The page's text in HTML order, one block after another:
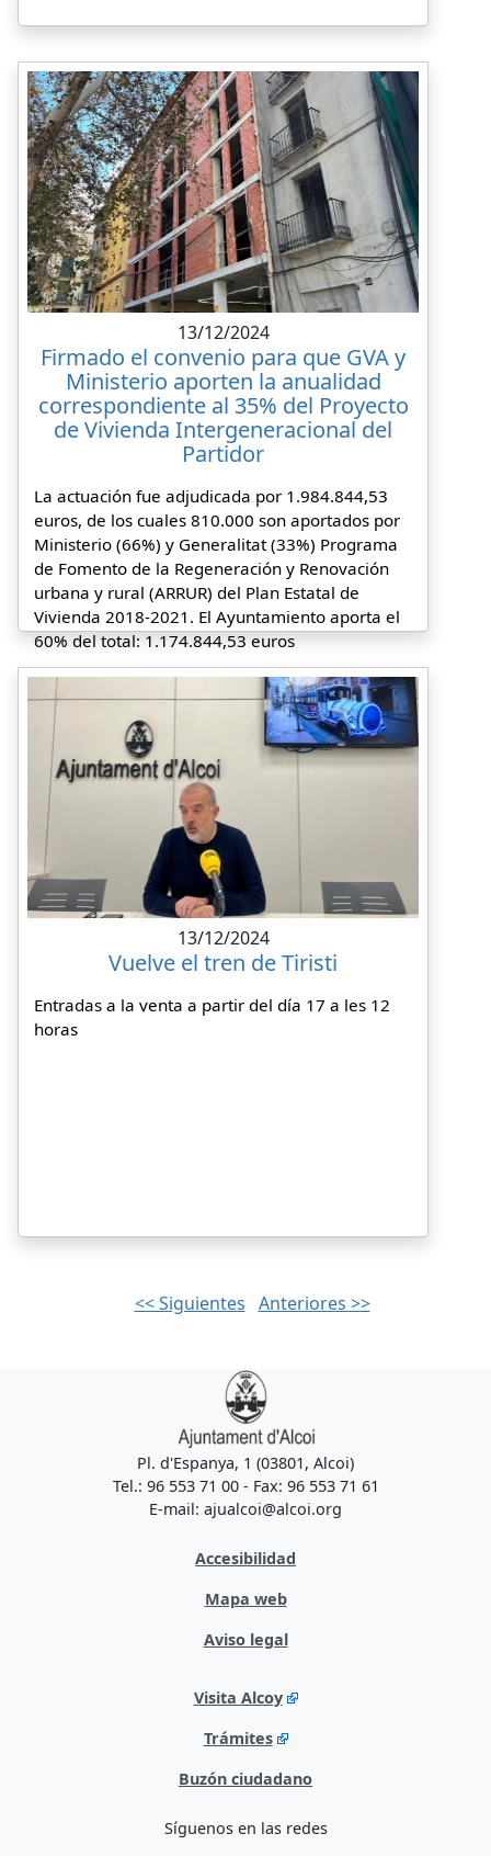
13/12/2024
Firmado el convenio para que GVA y
Ministerio aporten la anualidad
correspondiente al 35% del Proyecto
de Vivienda Intergeneracional del
Partidor
La actuación fue adjudicada por 1.984.844,53
euros, de los cuales 810.000 son aportados por
Ministerio (66%) y Generalitat (33%) Programa
de Fomento de la Regeneración y Renovación
urbana y rural (ARRUR) del Plan Estatal de
Vivienda 2018-2021. El Ayuntamiento aporta el
60% del total: 1.174.844,53 euros
13/12/2024
Vuelve el tren de Tiristi
Entradas a la venta a partir del día 17 a les 12
horas
<< Siguientes Anteriores >>
Pl. d'Espanya, 1 (03801, Alcoi)
Tel.: 96 553 71 00 - Fax: 96 553 71 61
E-mail: ajualcoi@alcoi.org
Accesibilidad
Mapa web
Aviso legal
Visita Alcoy
Trámites
Buzón ciudadano
Síguenos en las redes